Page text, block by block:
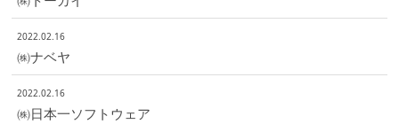
2022.02.16
㈱ナベヤ
2022.02.16
㈱日本一ソフトウェア